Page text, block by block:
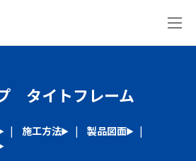
タイトフレーム
施工方法
製品図面